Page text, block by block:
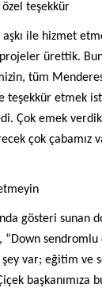
özel teşekkür
ile hizmet
ürettik.
tüm
teşekkür etmek
Çok emek
çok çabamız
gösteri
“Down
var; eğitim ve
başkanımıza